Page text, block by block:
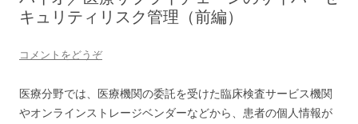
キュリティリスク管理（前編）
コメントをどうぞ
医療分野では、医療機関の委託を受けた臨床検査サービス機関
やオンラインストレージベンダーなどから、患者の個人情報が